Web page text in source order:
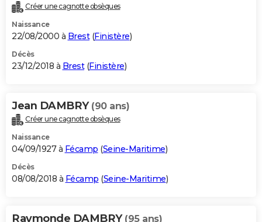
Créer une cagnotte obsèques
Naissance
22/08/2000 à Brest(Finistère)
Décès
23/12/2018 à Brest(Finistère)
Jean DAMBRY (90 ans)
Créer une cagnotte obsèques
Naissance
04/09/1927 à Fécamp (Seine-Maritime)
Décès
08/08/2018 à Fécamp (Seine-Maritime)
Raymonde DAMBRY (95 ans)